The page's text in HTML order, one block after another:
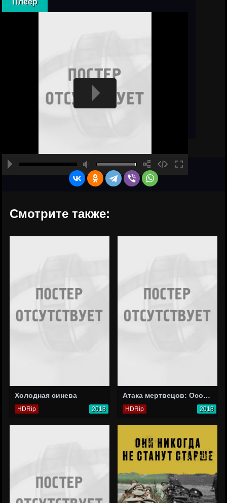
Плеер
Смотрите также:
Холодная синева
HDRip 2018
Атака мертвецов: Осовец
HDRip 2018